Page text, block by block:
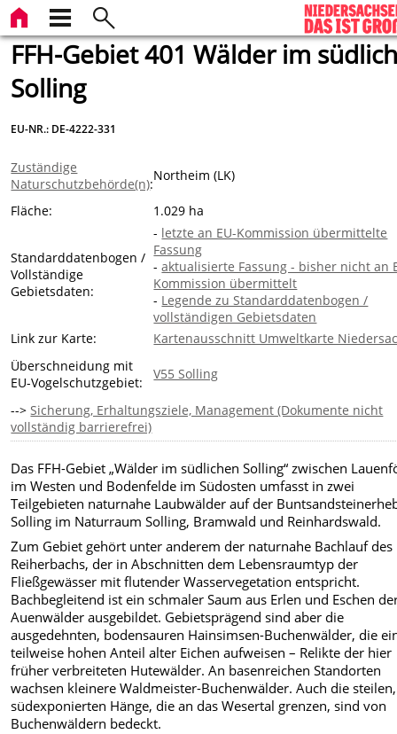
FFH-Gebiet 401 Wälder im
Solling
EU-NR.: DE-4222-331
Zuständige
Naturschutzbehörde(n):
Northeim (LK)
Fläche: 1.029 ha
Standarddatenbogen /
Vollständige
Gebietsdaten:
- letzte an EU-Kommission übermittelte
Fassung
-aktualisierte Fassung - bisher nicht an
Kommission übermittelt
- Legende zu Standarddatenbogen /
vollständigen Gebietsdaten
Link zur Karte:
Kartenausschnitt Umweltkarte
Überschneidung mit
EU-Vogelschutzgebiet:
V55 Solling
-->Sicherung, Erhaltungsziele, Management (Dokumente nicht
vollständig barrierefrei)
Das FFH-Gebiet „Wälder im südlichen Solling“ zwischen
im Westen und Bodenfelde im Südosten umfasst in zwei
Teilgebieten naturnahe Laubwälder auf der
Solling im Naturraum Solling, Bramwald und Reinhardswald.
Zum Gebiet gehört unter anderem der naturnahe Bachlauf des
Reiherbachs, der in Abschnitten dem Lebensraumtyp der
Fließgewässer mit flutender Wasservegetation entspricht.
Bachbegleitend ist ein schmaler Saum aus Erlen und Eschen
Auenwälder ausgebildet. Gebietsprägend sind aber die
ausgedehnten, bodensauren Hainsimsen-Buchenwälder, die
teilweise hohen Anteil alter Eichen aufweisen – Relikte der hier
früher verbreiteten Hutewälder. An basenreichen Standorten
wachsen kleinere Waldmeister-Buchenwälder. Auch die steilen,
südexponierten Hänge, die an das Wesertal grenzen, sind von
Buchenwäldern bedeckt.